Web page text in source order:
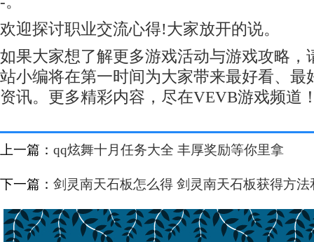
欢迎探讨职业交流心得!大家放开的说。
如果大家想了解更多游戏活动与游戏攻略，
站小编将在第一时间为大家带来最好看、最
资讯。更多精彩内容，尽在VEVB游戏频道
上一篇： qq炫舞十月任务大全 丰厚奖励等你里拿
下一篇： 剑灵南天石板怎么得 剑灵南天石板获得方法